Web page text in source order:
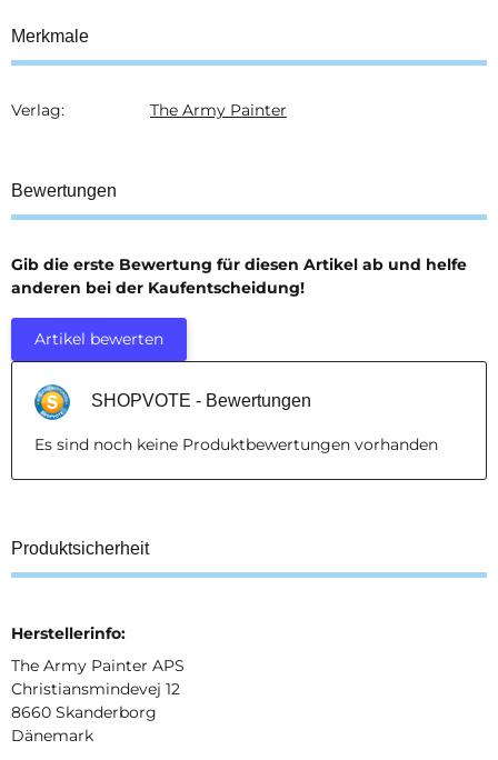
Merkmale
Produkteigenschaft
Wert
Verlag: The Army Painter
Bewertungen
Gib die erste Bewertung für diesen Artikel ab und helfe
anderen bei der Kaufentscheidung!
Artikel bewerten
SHOPVOTE - Bewertungen
Es sind noch keine Produktbewertungen vorhanden
Produktsicherheit
Herstellerinfo:
The Army Painter APS
Christiansmindevej 12
8660 Skanderborg
Dänemark